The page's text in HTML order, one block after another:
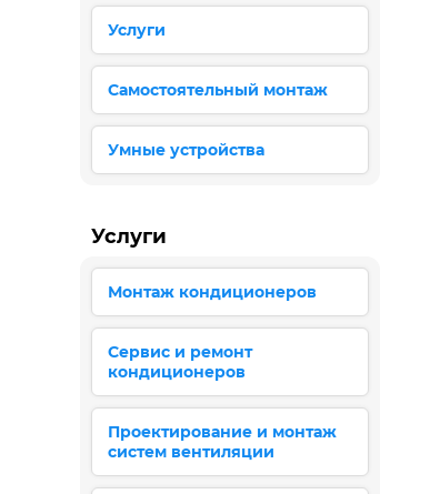
Услуги
Самостоятельный монтаж
Умные устройства
Услуги
Монтаж кондиционеров
Сервис и ремонт
кондиционеров
Проектирование и монтаж
систем вентиляции